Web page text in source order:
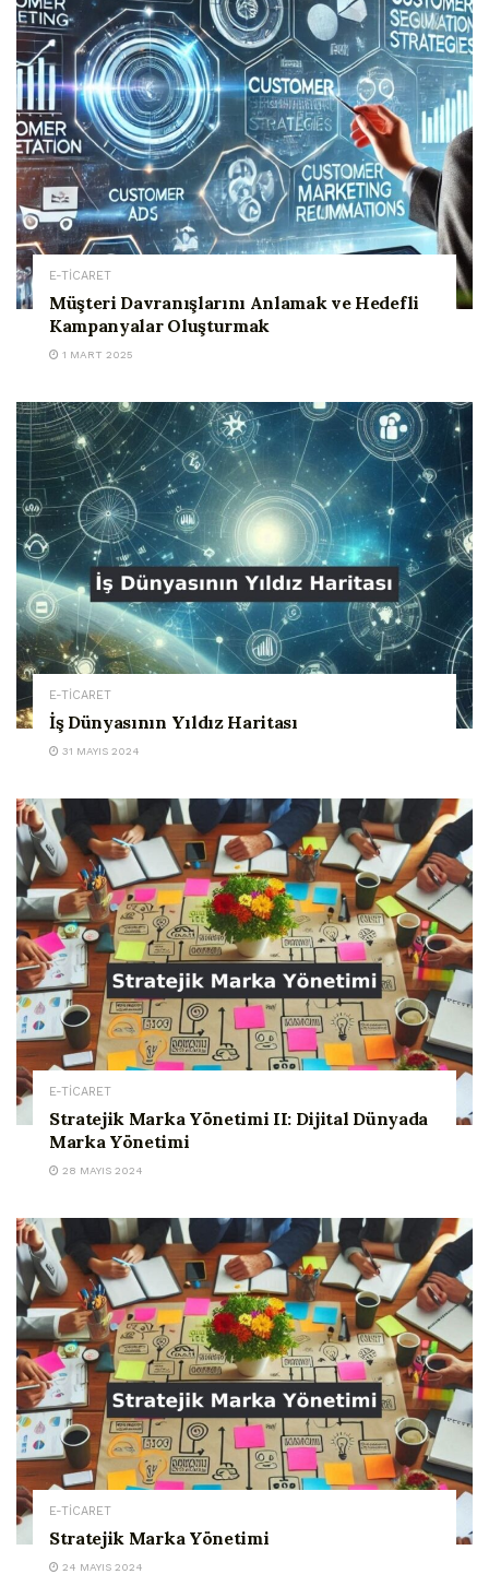
E-TİCARET
Müşteri Davranışlarını Anlamak ve Hedefli
Kampanyalar Oluşturmak
1 MART 2025
E-TİCARET
İş Dünyasının Yıldız Haritası
31 MAYIS 2024
E-TİCARET
Stratejik Marka Yönetimi II: Dijital Dünyada
Marka Yönetimi
28 MAYIS 2024
E-TİCARET
Stratejik Marka Yönetimi
24 MAYIS 2024